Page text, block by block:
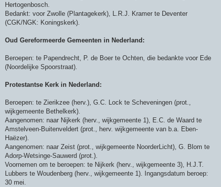
Hertogenbosch.
Bedankt: voor Zwolle (Plantagekerk), L.R.J. Kramer te Deventer
(CGK/NGK: Koningskerk).
Oud Gereformeerde Gemeenten in Nederland:
Beroepen: te Papendrecht, P. de Boer te Ochten, die bedankte voor Ede
(Noordelijke Spoorstraat).
Protestantse Kerk in Nederland:
Beroepen: te Zierikzee (herv.), G.C. Lock te Scheveningen (prot.,
wijkgemeente Bethelkerk).
Aangenomen: naar Nijkerk (herv., wijkgemeente 1), E.C. de Waard te
Amstelveen-Buitenveldert (prot., herv. wijkgemeente van b.a. Eben-
Haëzer).
Aangenomen: naar Zeist (prot., wijkgemeente NoorderLicht), G. Blom te
Adorp-Wetsinge-Sauwerd (prot.).
Voornemen om te beroepen: te Nijkerk (herv., wijkgemeente 3), H.J.T.
Lubbers te Woudenberg (herv., wijkgemeente 1). Ingangsdatum beroep:
30 mei.